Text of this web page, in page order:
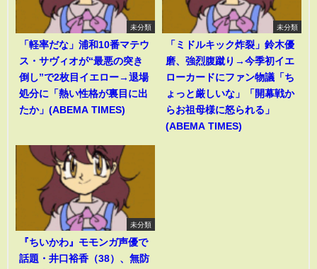
未分類
「軽率だな」浦和10番マテウ
ス・サヴィオが“最悪の突き
倒し”で2枚目イエロー→退場
処分に「熱い性格が裏目に出
たか」(ABEMA TIMES)
未分類
「ミドルキック炸裂」鈴木優
磨、強烈腹蹴り→今季初イエ
ローカードにファン物議「ち
ょっと厳しいな」「開幕戦か
らお祖母様に怒られる」
(ABEMA TIMES)
未分類
『ちいかわ』モモンガ声優で
話題・井口裕香（38）、無防